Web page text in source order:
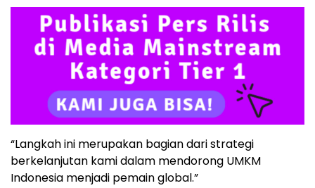
“Langkah ini merupakan bagian dari strategi
berkelanjutan kami dalam mendorong UMKM
Indonesia menjadi pemain global.”